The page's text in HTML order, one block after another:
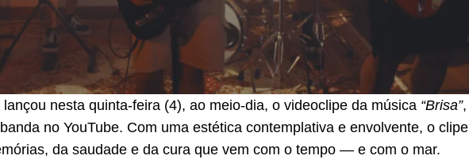
nesta quinta-feira (4), ao meio-dia, o videoclipe da música “Brisa”,
no YouTube. Com uma estética contemplativa e envolvente, o clipe
da saudade e da cura que vem com o tempo — e com o mar.